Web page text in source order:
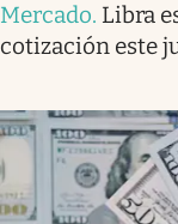
Mercado. Libra
cotización este